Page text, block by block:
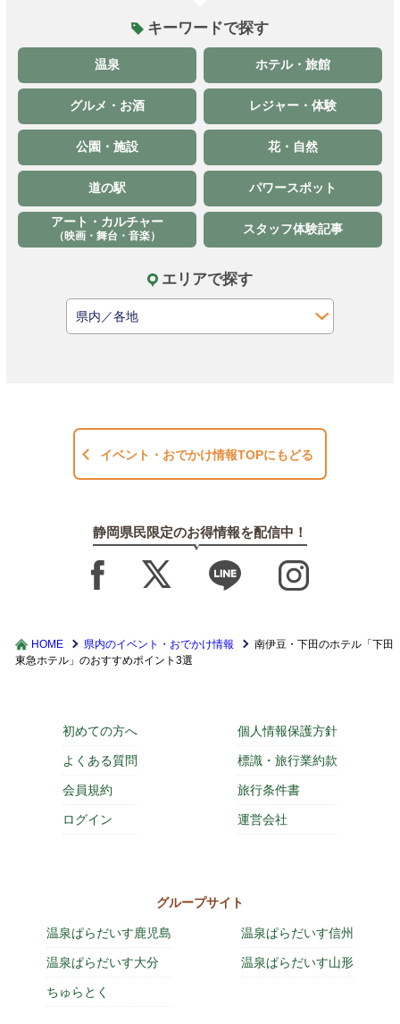
キーワードで探す
温泉 ホテル・旅館
グルメ・お酒 レジャー・体験
公園・施設 花・自然
道の駅 パワースポット
アート・カルチャー
（映画・舞台・音楽） スタッフ体験記事
エリアで探す
イベント・おでかけ情報TOPにもどる
静岡県民限定のお得情報を配信中！
HOME 県内のイベント・おでかけ情報
南伊豆・下田のホテル「下田
東急ホテル」のおすすめポイント3選
初めての方へ
よくある質問
会員規約
ログイン
個人情報保護方針
標識・旅行業約款
旅行条件書
運営会社
グループサイト
温泉ぱらだいす鹿児島
温泉ぱらだいす大分
ちゅらとく
温泉ぱらだいす信州
温泉ぱらだいす山形